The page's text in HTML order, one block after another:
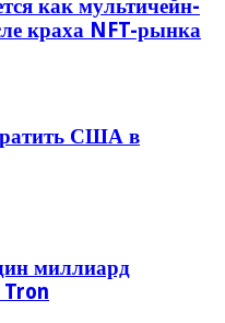
как мультичейн-
краха NFT-рынка
США в
миллиард